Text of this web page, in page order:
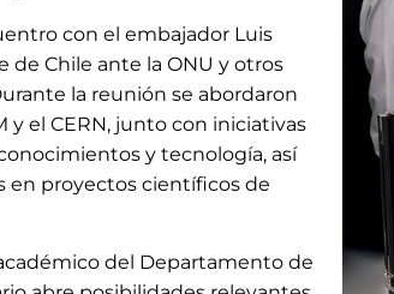
con el embajador Luis
de Chile ante la ONU y otros
la reunión se abordaron
y el CERN, junto con iniciativas
y tecnología, así
en proyectos científicos de
del Departamento de